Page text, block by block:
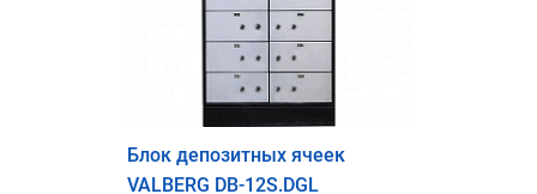
Блок депозитных ячеек
VALBERG DB-12S.DGL